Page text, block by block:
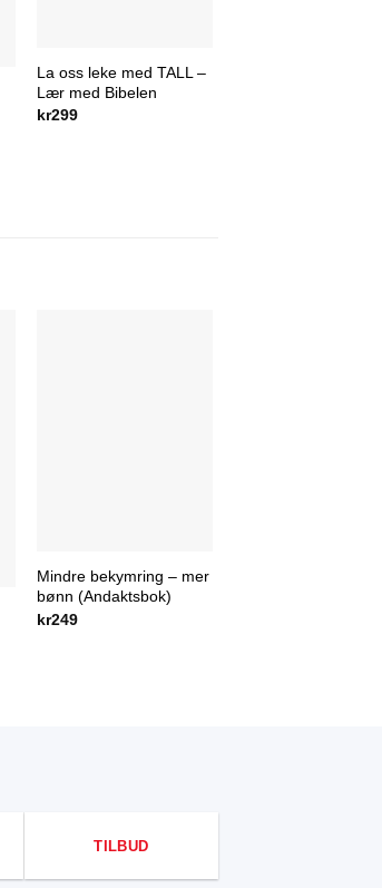
La oss leke med TALL –
Lær med Bibelen
kr299
Mindre bekymring – mer
bønn (Andaktsbok)
kr249
TILBUD